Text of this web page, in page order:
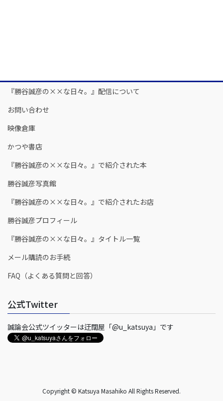
『勝谷誠彦の××な日々。』配信について
お問い合わせ
映像倉庫
かつや書店
『勝谷誠彦の××な日々。』で紹介された本
勝谷誠彦写真館
『勝谷誠彦の××な日々。』で紹介されたお店
勝谷誠彦プロフィール
『勝谷誠彦の××な日々。』タイトル一覧
メール購読のお手続
FAQ（よくある質問と回答）
公式Twitter
誠論会公式ツイッターは迂闊屋「@u_katsuya」です
Copyright © Katsuya Masahiko All Rights Reserved.